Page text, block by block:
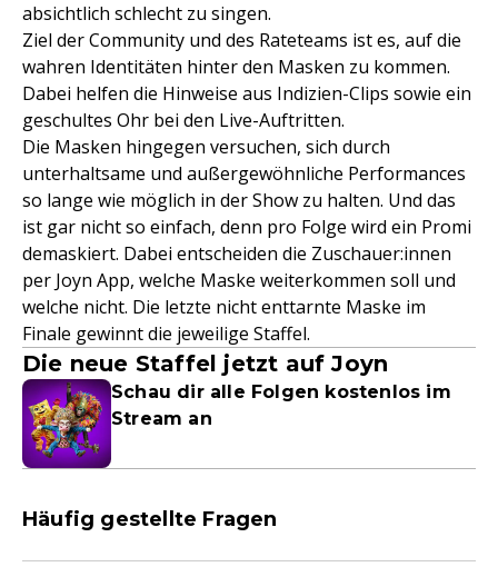
absichtlich schlecht zu singen.
Ziel der Community und des Rateteams ist es, auf die
wahren Identitäten hinter den Masken zu kommen.
Dabei helfen die Hinweise aus Indizien-Clips sowie ein
geschultes Ohr bei den Live-Auftritten.
Die Masken hingegen versuchen, sich durch
unterhaltsame und außergewöhnliche Performances
so lange wie möglich in der Show zu halten. Und das
ist gar nicht so einfach, denn pro Folge wird ein Promi
demaskiert. Dabei entscheiden die Zuschauer:innen
per Joyn App, welche Maske weiterkommen soll und
welche nicht. Die letzte nicht enttarnte Maske im
Finale gewinnt die jeweilige Staffel.
Die neue Staffel jetzt auf Joyn
Schau dir alle Folgen kostenlos im
Stream an
Häufig gestellte Fragen